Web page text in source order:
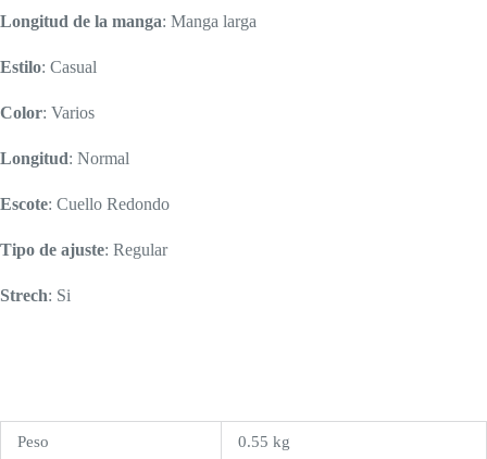
Longitud de la manga: Manga larga
Estilo: Casual
Color: Varios
Longitud: Normal
Escote: Cuello Redondo
Tipo de ajuste: Regular
Strech: Si
Peso 0.55 kg